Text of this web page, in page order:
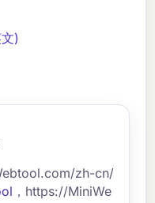
)
zh-cn/
，https://MiniWe